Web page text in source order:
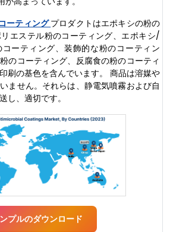
ーティングプロダクトはエポキシの粉の
エステル粉のコーティング、エポキシ/
ーティング、装飾的な粉のコーティン
のコーティング、反腐食の粉のコーティ
刷の基色を含んでいます。 商品は溶媒や
ません。それらは、静電気噴霧および自
し、適切です。
プルのダウンロード